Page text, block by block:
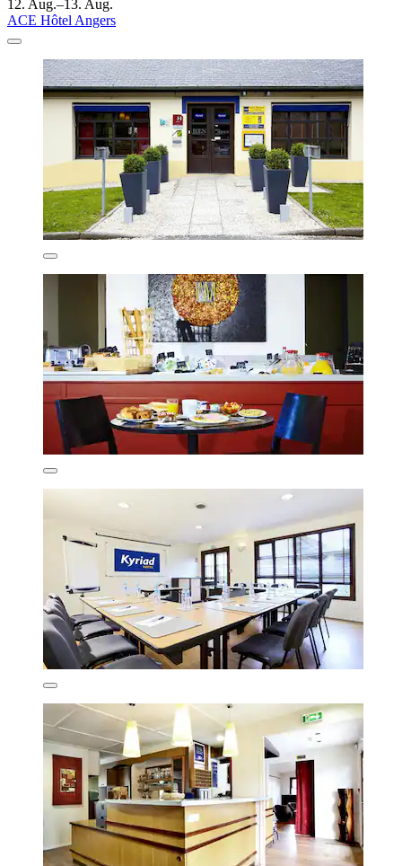
12. Aug.–13. Aug.
ACE Hôtel Angers